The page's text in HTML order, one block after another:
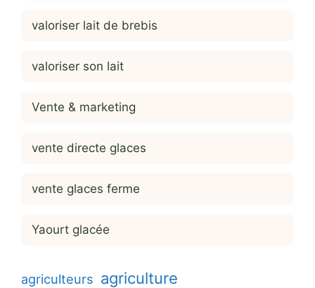
valoriser lait de brebis
valoriser son lait
Vente & marketing
vente directe glaces
vente glaces ferme
Yaourt glacée
agriculteurs agriculture